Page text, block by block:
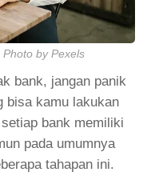
by Pexels
bank, jangan panik
bisa kamu lakukan
bank memiliki
pada umumnya
tahapan ini.